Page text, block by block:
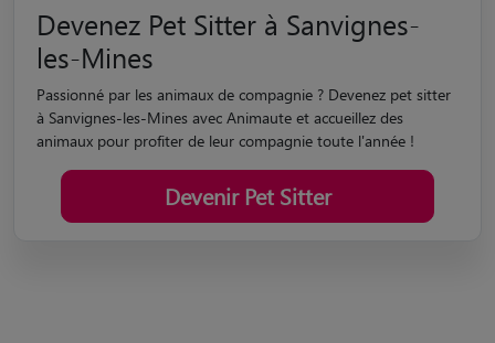
Devenez Pet Sitter à Sanvignes-
les-Mines
Passionné par les animaux de compagnie ? Devenez pet sitter
à Sanvignes-les-Mines avec Animaute et accueillez des
animaux pour profiter de leur compagnie toute l'année !
Devenir Pet Sitter